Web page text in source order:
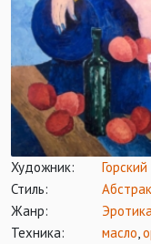
Художник:
Горский
Стиль:
Жанр:
Техника:
масло